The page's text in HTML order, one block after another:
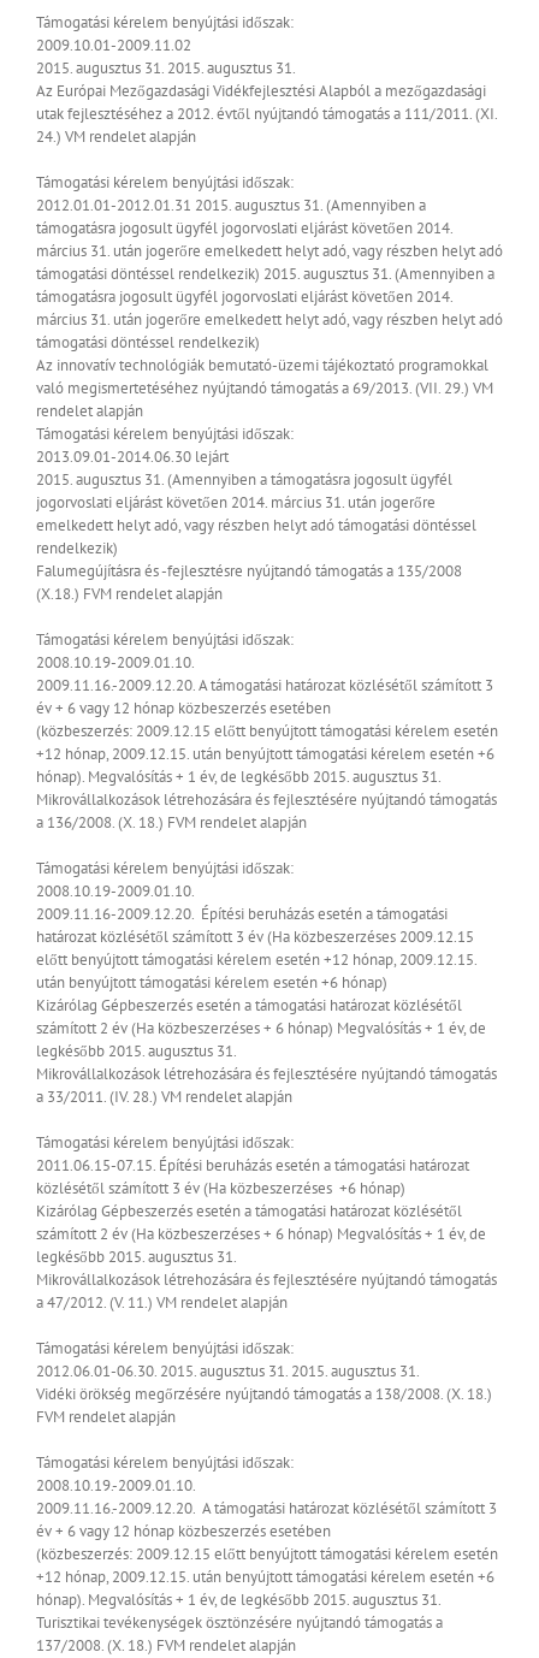
Támogatási kérelem benyújtási időszak:
2009.10.01-2009.11.02
2015. augusztus 31. 2015. augusztus 31.
Az Európai Mezőgazdasági Vidékfejlesztési Alapból a mezőgazdasági
utak fejlesztéséhez a 2012. évtől nyújtandó támogatás a 111/2011. (XI.
24.) VM rendelet alapján
Támogatási kérelem benyújtási időszak:
2012.01.01-2012.01.31 2015. augusztus 31. (Amennyiben a
támogatásra jogosult ügyfél jogorvoslati eljárást követően 2014.
március 31. után jogerőre emelkedett helyt adó, vagy részben helyt adó
támogatási döntéssel rendelkezik) 2015. augusztus 31. (Amennyiben a
támogatásra jogosult ügyfél jogorvoslati eljárást követően 2014.
március 31. után jogerőre emelkedett helyt adó, vagy részben helyt adó
támogatási döntéssel rendelkezik)
Az innovatív technológiák bemutató-üzemi tájékoztató programokkal
való megismertetéséhez nyújtandó támogatás a 69/2013. (VII. 29.) VM
rendelet alapján
Támogatási kérelem benyújtási időszak:
2013.09.01-2014.06.30 lejárt
2015. augusztus 31. (Amennyiben a támogatásra jogosult ügyfél
jogorvoslati eljárást követően 2014. március 31. után jogerőre
emelkedett helyt adó, vagy részben helyt adó támogatási döntéssel
rendelkezik)
Falumegújításra és -fejlesztésre nyújtandó támogatás a 135/2008
(X.18.) FVM rendelet alapján
Támogatási kérelem benyújtási időszak:
2008.10.19-2009.01.10.
2009.11.16.-2009.12.20.A támogatási határozat közlésétől számított 3
év + 6 vagy 12 hónap közbeszerzés esetében
(közbeszerzés: 2009.12.15 előtt benyújtott támogatási kérelem esetén
+12 hónap, 2009.12.15. után benyújtott támogatási kérelem esetén +6
hónap). Megvalósítás + 1 év, de legkésőbb 2015. augusztus 31.
Mikrovállalkozások létrehozására és fejlesztésére nyújtandó támogatás
a 136/2008. (X. 18.) FVM rendelet alapján
Támogatási kérelem benyújtási időszak:
2008.10.19-2009.01.10.
2009.11.16-2009.12.20. Építési beruházás esetén a támogatási
határozat közlésétől számított 3 év (Ha közbeszerzéses 2009.12.15
előtt benyújtott támogatási kérelem esetén +12 hónap, 2009.12.15.
után benyújtott támogatási kérelem esetén +6 hónap)
Kizárólag Gépbeszerzés esetén a támogatási határozat közlésétől
számított 2 év (Ha közbeszerzéses + 6 hónap) Megvalósítás + 1 év, de
legkésőbb 2015. augusztus 31.
Mikrovállalkozások létrehozására és fejlesztésére nyújtandó támogatás
a 33/2011. (IV. 28.) VM rendelet alapján
Támogatási kérelem benyújtási időszak:
2011.06.15-07.15. Építési beruházás esetén a támogatási határozat
közlésétől számított 3 év (Ha közbeszerzéses +6 hónap)
Kizárólag Gépbeszerzés esetén a támogatási határozat közlésétől
számított 2 év (Ha közbeszerzéses + 6 hónap) Megvalósítás + 1 év, de
legkésőbb 2015. augusztus 31.
Mikrovállalkozások létrehozására és fejlesztésére nyújtandó támogatás
a 47/2012. (V. 11.) VM rendelet alapján
Támogatási kérelem benyújtási időszak:
2012.06.01-06.30. 2015. augusztus 31. 2015. augusztus 31.
Vidéki örökség megőrzésére nyújtandó támogatás a 138/2008. (X. 18.)
FVM rendelet alapján
Támogatási kérelem benyújtási időszak:
2008.10.19.-2009.01.10.
2009.11.16.-2009.12.20. A támogatási határozat közlésétől számított 3
év + 6 vagy 12 hónap közbeszerzés esetében
(közbeszerzés: 2009.12.15 előtt benyújtott támogatási kérelem esetén
+12 hónap, 2009.12.15. után benyújtott támogatási kérelem esetén +6
hónap). Megvalósítás + 1 év, de legkésőbb 2015. augusztus 31.
Turisztikai tevékenységek ösztönzésére nyújtandó támogatás a
137/2008. (X. 18.) FVM rendelet alapján